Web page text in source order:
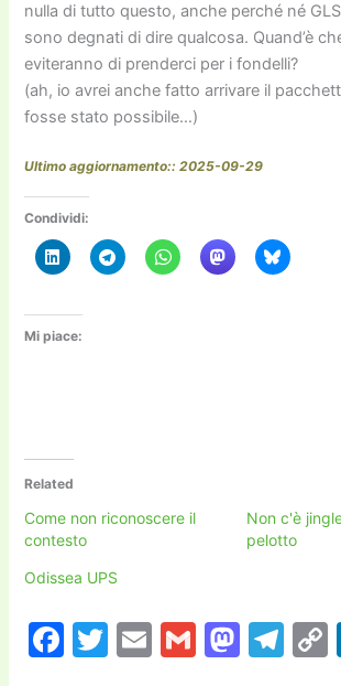
nulla di tutto questo, anche perché né
sono degnati di dire qualcosa. Quand’è
eviteranno di prenderci per i fondelli?
(ah, io avrei anche fatto arrivare il
fosse stato possibile…)
Ultimo aggiornamento:: 2025-09-29
Condividi:
Mi piace:
Related
Come non riconoscere il
contesto
Non c'è
pelotto
Odissea UPS
F
T
E
G
M T